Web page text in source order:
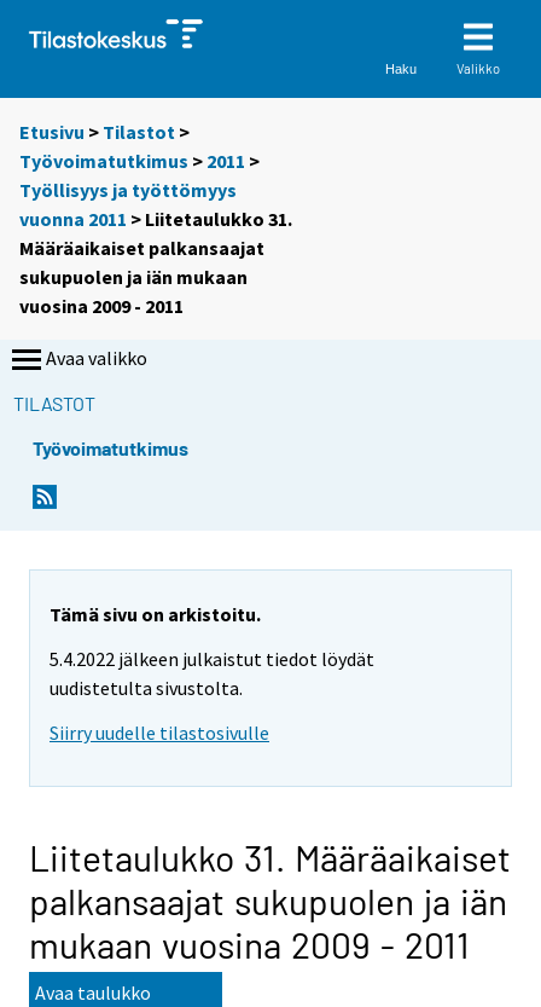
Haku Valikko
Etusivu > Tilastot >
Työvoimatutkimus > 2011 >
Työllisyys ja työttömyys
vuonna 2011 > Liitetaulukko 31.
Määräaikaiset palkansaajat
sukupuolen ja iän mukaan
vuosina 2009 - 2011
Avaa valikko
TILASTOT
Työvoimatutkimus
Tämä sivu on arkistoitu.
5.4.2022 jälkeen julkaistut tiedot löydät
uudistetulta sivustolta.
Siirry uudelle tilastosivulle
Liitetaulukko 31. Määräaikaiset
palkansaajat sukupuolen ja iän
mukaan vuosina 2009 - 2011
Avaa taulukko